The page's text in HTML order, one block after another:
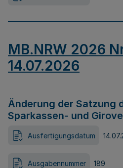
MB.NRW 2026
14.07.2026
Änderung der Satzung
Sparkassen- und
Ausfertigungsdatum
Ausgabennummer 189